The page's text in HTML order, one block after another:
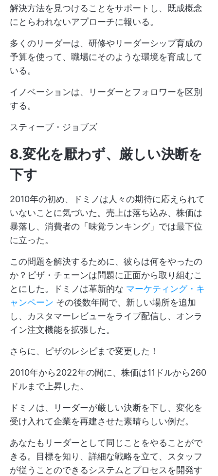
解決方法を見つけることをサポートし、既成概念
にとらわれないアプローチに報いる。
多くのリーダーは、研修やリーダーシップ育成の
予算を使って、職場にそのような環境を育成して
いる。
イノベーションは、リーダーとフォロワーを区別
する。
スティーブ・ジョブズ
8.変化を厭わず、厳しい決断を
下す
2010年の初め、ドミノは人々の期待に応えられて
いないことに気づいた。売上は落ち込み、株価は
暴落し、消費者の「味覚ランキング」では最下位
に立った。
この問題を解決するために、彼らは何をやったの
か？ピザ・チェーンは問題に正面から取り組むこ
とにした。ドミノは革新的な マーケティング・キ
ャンペーン その後数年間で、新しい場所を追加
し、カスタマーレビューをライブ配信し、オンラ
イン注文機能を拡張した。
さらに、ピザのレシピまで変更した！
2010年から2022年の間に、株価は11ドルから260
ドルまで上昇した。
ドミノは、リーダーが厳しい決断を下し、変化を
受け入れて企業を再建させた素晴らしい例だ。
あなたもリーダーとして同じことをやることがで
きる。目標を知り、詳細な戦略を立て、スタッフ
が従うことのできるシステムとプロセスを開発す